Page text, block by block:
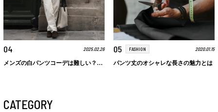
04 2025.02.26
メンズの白パンツコーデは難しい？アイテム選びのコツや注意点、おすすめコーデを紹介
05 FASHION 2020.01.15
パンツ丈のオシャレな長さの魅力とは
CATEGORY